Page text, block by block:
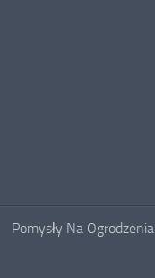
Pomysły Na Ogrodzenia